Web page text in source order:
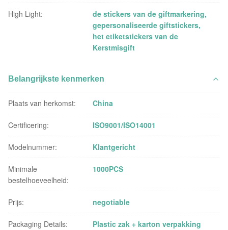
High Light: de stickers van de giftmarkering,
gepersonaliseerde giftstickers,
het etiketstickers van de
Kerstmisgift
Belangrijkste kenmerken
Plaats van herkomst: China
Certificering: ISO9001/ISO14001
Modelnummer: Klantgericht
Minimale
bestelhoeveelheid:
1000PCS
Prijs: negotiable
Packaging Details: Plastic zak + karton verpakking